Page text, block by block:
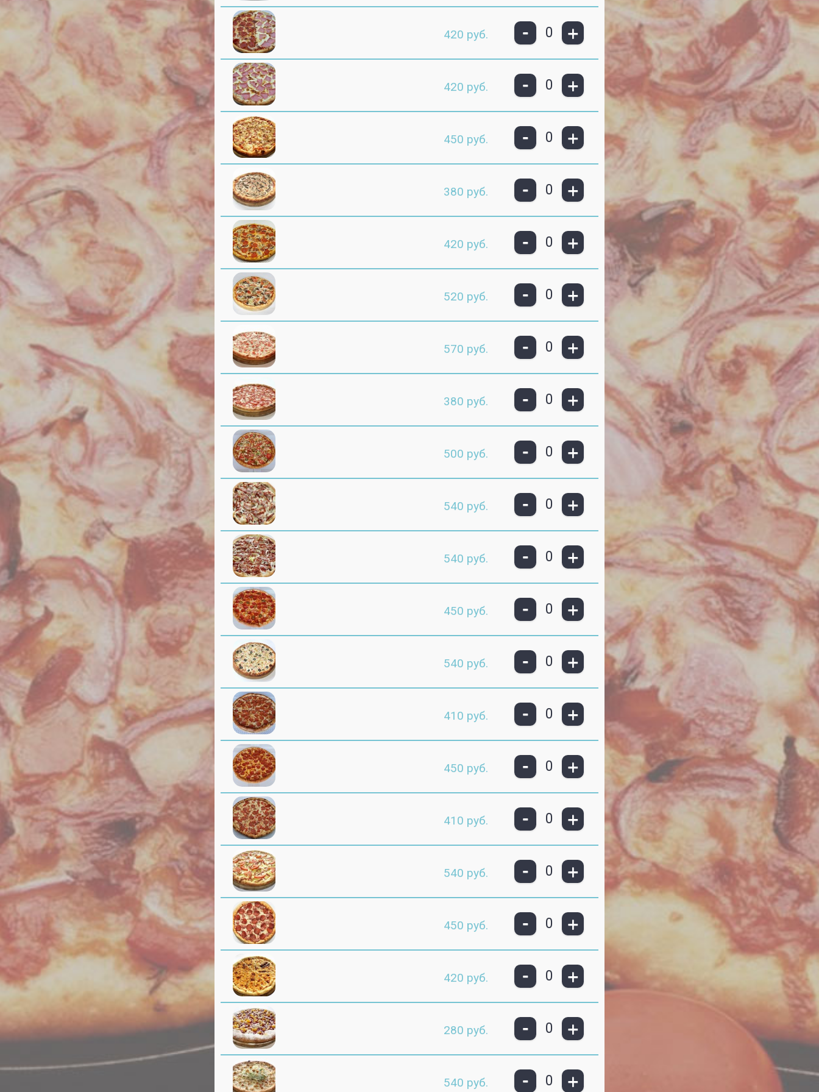
420 руб. - 0 +
420 руб. - 0 +
450 руб. - 0 +
380 руб. - 0 +
420 руб. - 0 +
520 руб. - 0 +
570 руб. - 0 +
380 руб. - 0 +
500 руб. - 0 +
540 руб. - 0 +
540 руб. - 0 +
450 руб. - 0 +
540 руб. - 0 +
410 руб. - 0 +
450 руб. - 0 +
410 руб. - 0 +
540 руб. - 0 +
450 руб. - 0 +
420 руб. - 0 +
280 руб. - 0 +
540 руб. - 0 +